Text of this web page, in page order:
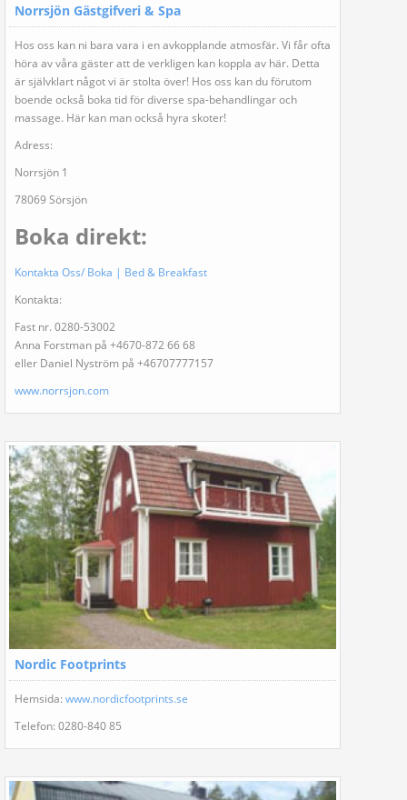
Norrsjön Gästgifveri & Spa
Hos oss kan ni bara vara i en avkopplande atmosfär. Vi får ofta
höra av våra gäster att de verkligen kan koppla av här. Detta
är självklart något vi är stolta över! Hos oss kan du förutom
boende också boka tid för diverse spa-behandlingar och
massage. Här kan man också hyra skoter!
Adress:
Norrsjön 1
78069 Sörsjön
Boka direkt:
Kontakta Oss/ Boka | Bed & Breakfast
Kontakta:
Fast nr. 0280-53002
Anna Forstman på +4670-872 66 68
eller Daniel Nyström på +46707777157
www.norrsjon.com
Nordic Footprints
Hemsida: www.nordicfootprints.se
Telefon: 0280-840 85